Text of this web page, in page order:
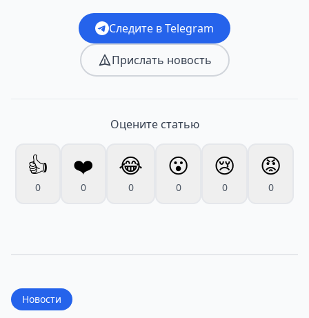
Следите в Telegram
Прислать новость
Оцените статью
👍
0
❤️
0
😂
0
😮
0
😢
0
😡
0
Новости